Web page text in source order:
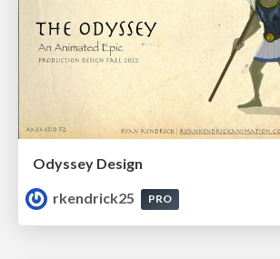
Odyssey Design
rkendrick25
PRO